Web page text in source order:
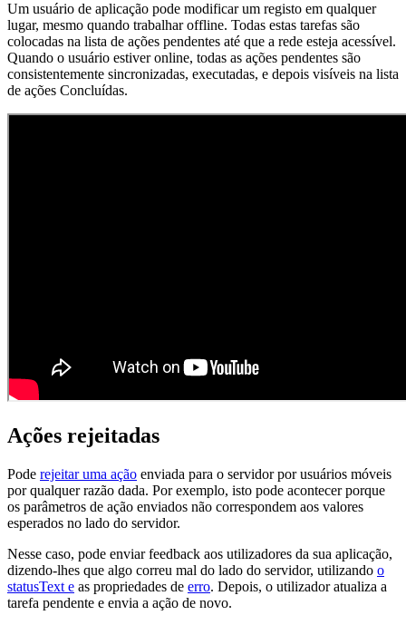
Um usuário de aplicação pode modificar um registo em qualquer
lugar, mesmo quando trabalhar offline. Todas estas tarefas são
colocadas na lista de ações pendentes até que a rede esteja acessível.
Quando o usuário estiver online, todas as ações pendentes são
consistentemente sincronizadas, executadas, e depois visíveis na lista
de ações Concluídas.
Ações rejeitadas
Pode rejeitar uma ação enviada para o servidor por usuários móveis
por qualquer razão dada. Por exemplo, isto pode acontecer porque
os parâmetros de ação enviados não correspondem aos valores
esperados no lado do servidor.
Nesse caso, pode enviar feedback aos utilizadores da sua aplicação,
dizendo-lhes que algo correu mal do lado do servidor, utilizando o
statusText e as propriedades de erro. Depois, o utilizador atualiza a
tarefa pendente e envia a ação de novo.